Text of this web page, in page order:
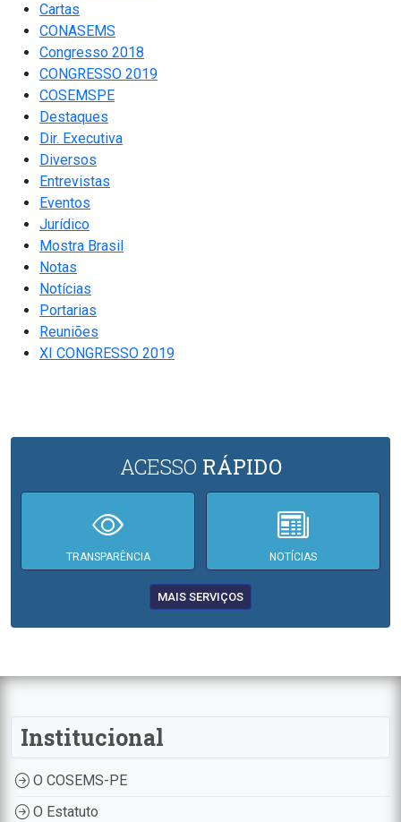
Cartas
CONASEMS
Congresso 2018
CONGRESSO 2019
COSEMSPE
Destaques
Dir. Executiva
Diversos
Entrevistas
Eventos
Jurídico
Mostra Brasil
Notas
Notícias
Portarias
Reuniões
XI CONGRESSO 2019
ACESSO RÁPIDO
TRANSPARÊNCIA NOTÍCIAS
MAIS SERVIÇOS
Institucional
O COSEMS-PE
O Estatuto